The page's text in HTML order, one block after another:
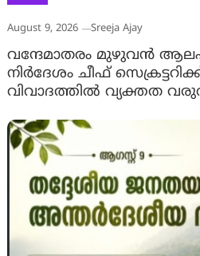
August 9, 2026 Sreeja Ajay
വന്ദേമാതരം മുഴുവൻ
നിർദേശം ചീഫ് സെക്രട്ടറിക്ക്
വിവാദത്തിൽ വ്യക്തത